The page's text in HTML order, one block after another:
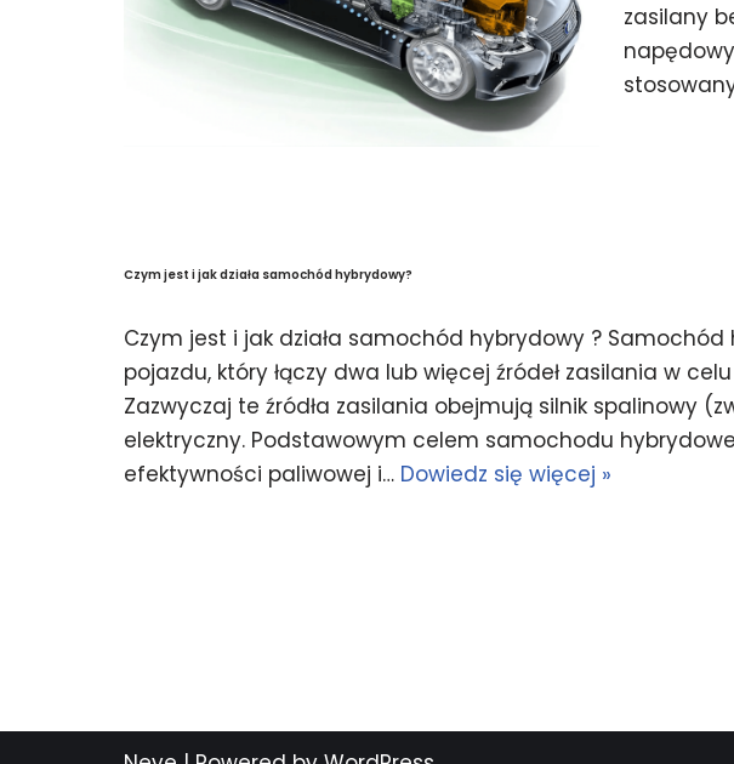
zasilany
Czym jest i jak działa samochód hybrydowy?
Czym jest i jak działa samochód hybrydowy ?
pojazdu, który łączy dwa lub więcej źródeł zasilania w
Zazwyczaj te źródła zasilania obejmują silnik spalinowy
elektryczny. Podstawowym celem samochodu
efektywności paliwowej i… Dowiedz się więcej »